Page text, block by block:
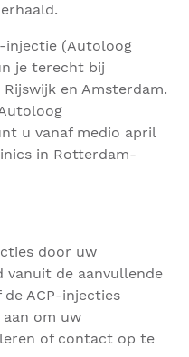
injectie (Autoloog
je terecht bij
en Amsterdam.
u vanaf medio april
in Rotterdam-
door uw
vanuit de aanvullende
ACP-injecties
om uw
of contact op te